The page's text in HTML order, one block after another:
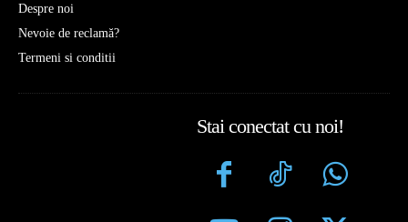
Despre noi
Nevoie de reclamă?
Termeni si conditii
Stai conectat cu noi!